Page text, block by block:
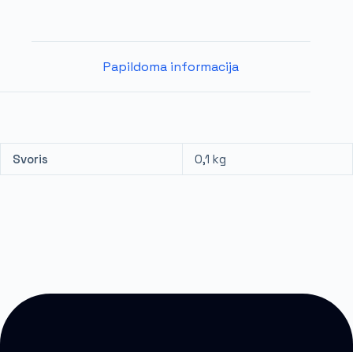
Papildoma informacija
Svoris 0,1 kg